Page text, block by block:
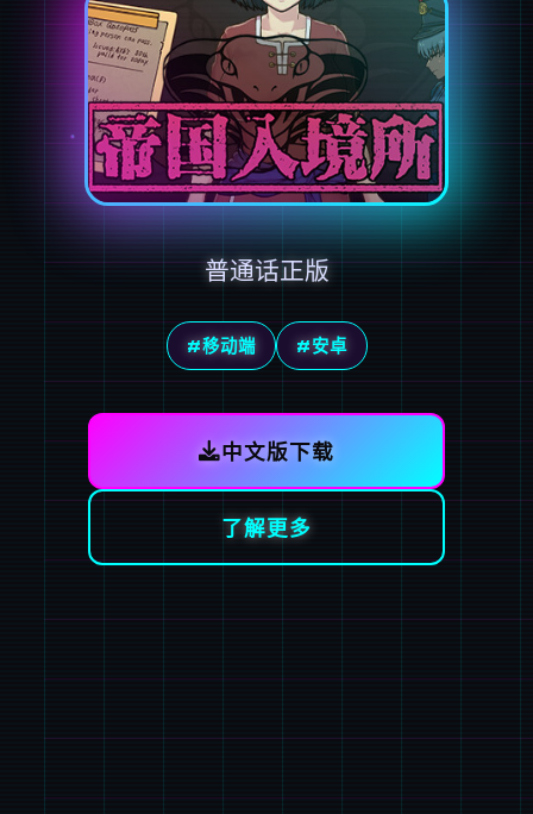
普通话正版
#移动端 #安卓
中文版下载
了解更多